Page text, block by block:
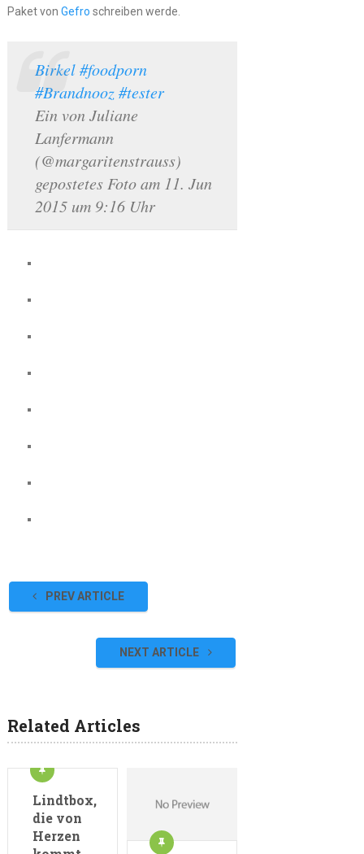
Paket von Gefro schreiben werde.
Birkel #foodporn
#Brandnooz #tester
Ein von Juliane
Lanfermann
(@margaritenstrauss)
gepostetes Foto am 11. Jun
2015 um 9:16 Uhr
PREV ARTICLE
NEXT ARTICLE
Related Articles
Lindtbox,
die von
Herzen